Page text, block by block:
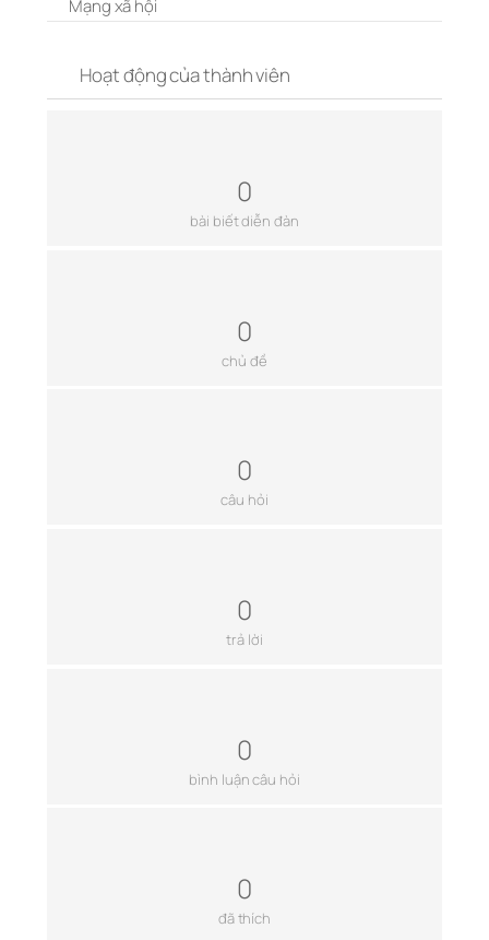
Mạng xã hội
Hoạt động của thành viên
0
bài biết diễn đàn
0
chủ đề
0
câu hỏi
0
trả lời
0
bình luận câu hỏi
0
đã thích